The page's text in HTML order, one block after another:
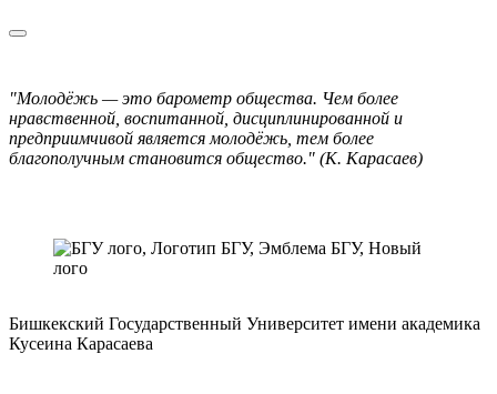
"Молодёжь — это барометр общества. Чем более
нравственной, воспитанной, дисциплинированной и
предприимчивой является молодёжь, тем более
благополучным становится общество." (К. Карасаев)
Бишкекский Государственный Университет имени академика
Кусеина Карасаева